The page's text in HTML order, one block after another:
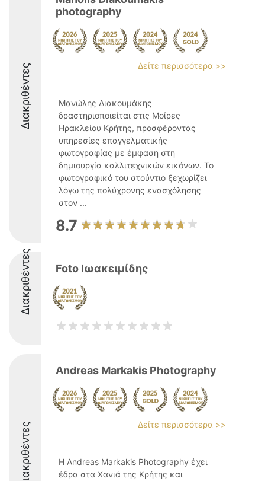
Διακριθέντες
photography
Δείτε περισσότερα >>
Μανώλης Διακουμάκης
δραστηριοποιείται στις Μοίρες
Ηρακλείου Κρήτης, προσφέροντας
υπηρεσίες επαγγελματικής
φωτογραφίας με έμφαση στη
δημιουργία καλλιτεχνικών εικόνων. Το
φωτογραφικό του στούντιο ξεχωρίζει
λόγω της πολύχρονης ενασχόλησης
στον ...
8.7
Διακριθέντες Foto Ιωακειμίδης
Διακριθέντες
Andreas Markakis Photography
Δείτε περισσότερα >>
Η Andreas Markakis Photography έχει
έδρα στα Χανιά της Κρήτης και